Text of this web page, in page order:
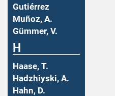
Gutiérrez
Muñoz, A.
Gümmer, V.
H
Haase, T.
Hadzhiyski, A.
Hahn, D.